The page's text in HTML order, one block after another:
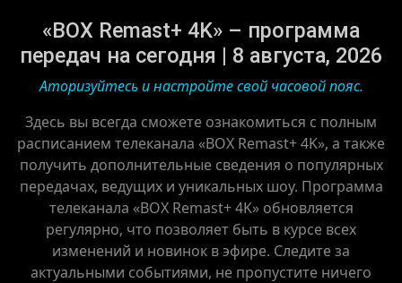
«BOX Remast+ 4K» – программа
передач на сегодня | 8 августа, 2026
Аторизуйтесь и настройте свой часовой пояс.
Здесь вы всегда сможете ознакомиться с полным
расписанием телеканала «BOX Remast+ 4K», а также
получить дополнительные сведения о популярных
передачах, ведущих и уникальных шоу. Программа
телеканала «BOX Remast+ 4K» обновляется
регулярно, что позволяет быть в курсе всех
изменений и новинок в эфире. Следите за
актуальными событиями, не пропустите ничего